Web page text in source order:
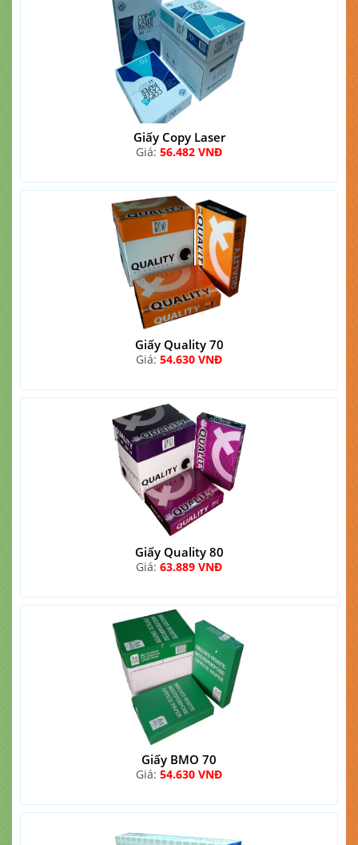
Giấy Copy Laser
Giá: 56.482 VNĐ
Giấy Quality 70
Giá: 54.630 VNĐ
Giấy Quality 80
Giá: 63.889 VNĐ
Giấy BMO 70
Giá: 54.630 VNĐ